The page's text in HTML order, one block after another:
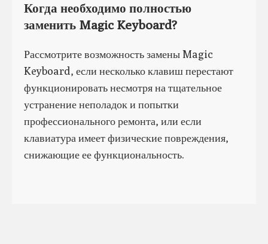
Когда необходимо полностью
заменить Magic Keyboard?
Рассмотрите возможность замены Magic
Keyboard, если несколько клавиш перестают
функционировать несмотря на тщательное
устранение неполадок и попытки
профессионального ремонта, или если
клавиатура имеет физические повреждения,
снижающие ее функциональность.